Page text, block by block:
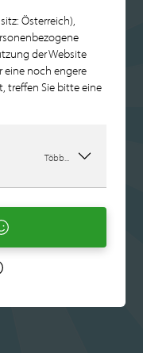
Österreich),
der Website
noch engere
treffen Sie bitte eine
Több...